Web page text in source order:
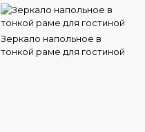
Зеркало напольное в
тонкой раме для гостиной